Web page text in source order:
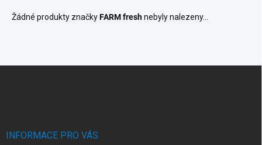
Žádné produkty značkyFARM freshnebyly nalezeny...
INFORMACE PRO VÁS